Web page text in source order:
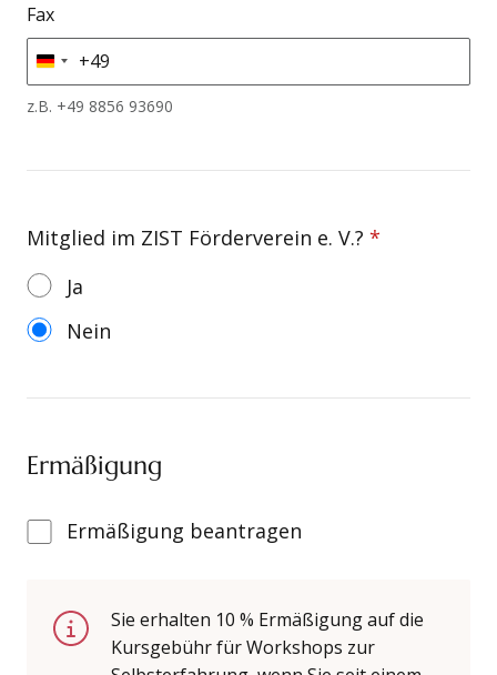
Fax
Germany
+49
+49
z.B. +49 8856 93690
Mitglied im ZIST Förderverein e. V.? *
Ja
Nein
Ermäßigung
Ermäßigung
Ermäßigung beantragen
Sie erhalten 10 % Ermäßigung auf die
Kursgebühr für Workshops zur